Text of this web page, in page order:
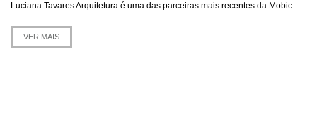
Luciana Tavares Arquitetura é uma das parceiras mais recentes da Mobic.
VER MAIS